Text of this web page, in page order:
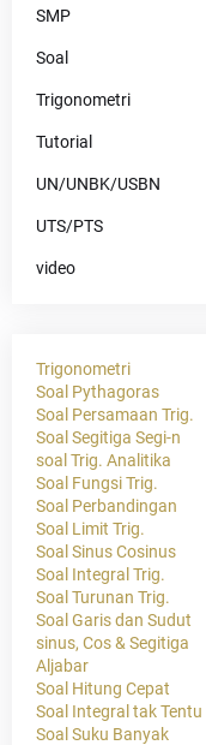
SMP
Soal
Trigonometri
Tutorial
UN/UNBK/USBN
UTS/PTS
video
Trigonometri
Soal Pythagoras
Soal Persamaan Trig.
Soal Segitiga Segi-n
soal Trig. Analitika
Soal Fungsi Trig.
Soal Perbandingan
Soal Limit Trig.
Soal Sinus Cosinus
Soal Integral Trig.
Soal Turunan Trig.
Soal Garis dan Sudut
sinus, Cos & Segitiga
Aljabar
Soal Hitung Cepat
Soal Integral tak Tentu
Soal Suku Banyak